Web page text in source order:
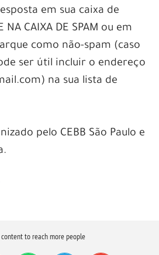
em sua caixa de
NA CAIXA DE SPAM ou em
como não-spam (caso
ser útil incluir o endereço
na sua lista de
pelo CEBB São Paulo e
to reach more people